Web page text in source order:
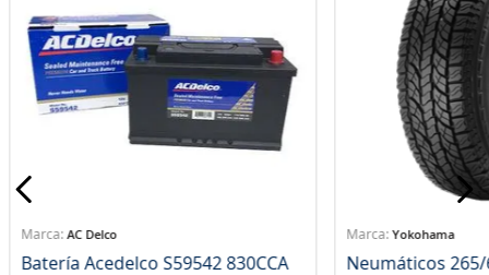
AC Delco
Batería Acedelco S59542 830CCA
Yokohama
Neumáticos 265/